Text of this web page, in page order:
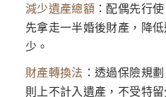
減少遺產總額 ：配偶先行
先拿走一半婚後財產，降
少。
財產轉換法 ：透過保險規
則上不計入遺產，不受特留